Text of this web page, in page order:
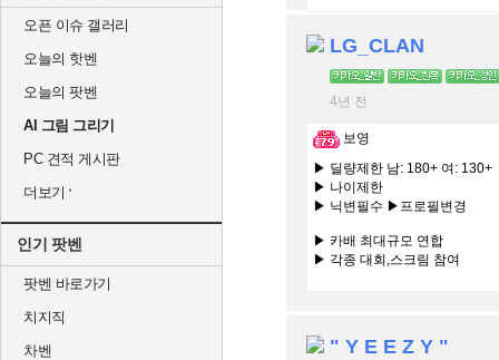
오픈 이슈 갤러리
오늘의 핫벤
오늘의 팟벤
AI 그림 그리기
PC 견적 게시판
더보기
인기 팟벤
팟벤 바로가기
치지직
차벤
LG_CLAN
4년 전
보영
▶ 딜량제한 남: 180+ 여: 130+
▶ 나이제한
▶ 닉변필수 ▶프로필변경
▶ 카배 최대규모 연합
▶ 각종 대회,스크림 참여
" Y E E Z Y "